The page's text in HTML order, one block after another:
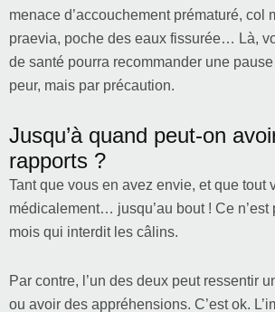
menace d’accouchement prématuré, col
praevia, poche des eaux fissurée… Là,
de santé pourra recommander une
peur, mais par précaution.
Jusqu’à quand peut-on
rapports ?
Tant que vous en avez envie, et que tout
médicalement… jusqu’au bout ! Ce n’est
mois qui interdit les câlins.
Par contre, l’un des deux peut ressentir
ou avoir des appréhensions. C’est ok.